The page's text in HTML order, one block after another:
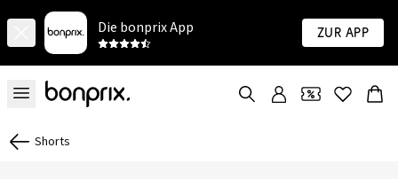
Die bonprix App Zur App
Shorts